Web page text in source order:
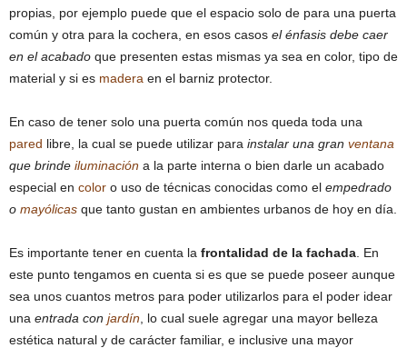
propias, por ejemplo puede que el espacio solo de para una puerta
común y otra para la cochera, en esos casos el énfasis debe caer
en el acabado que presenten estas mismas ya sea en color, tipo de
material y si es madera en el barniz protector.
En caso de tener solo una puerta común nos queda toda una
pared libre, la cual se puede utilizar para instalar una gran ventana
que brinde iluminación a la parte interna o bien darle un acabado
especial en color o uso de técnicas conocidas como el empedrado
o mayólicas que tanto gustan en ambientes urbanos de hoy en día.
Es importante tener en cuenta la frontalidad de la fachada . En
este punto tengamos en cuenta si es que se puede poseer aunque
sea unos cuantos metros para poder utilizarlos para el poder idear
una entrada con jardín , lo cual suele agregar una mayor belleza
estética natural y de carácter familiar, e inclusive una mayor